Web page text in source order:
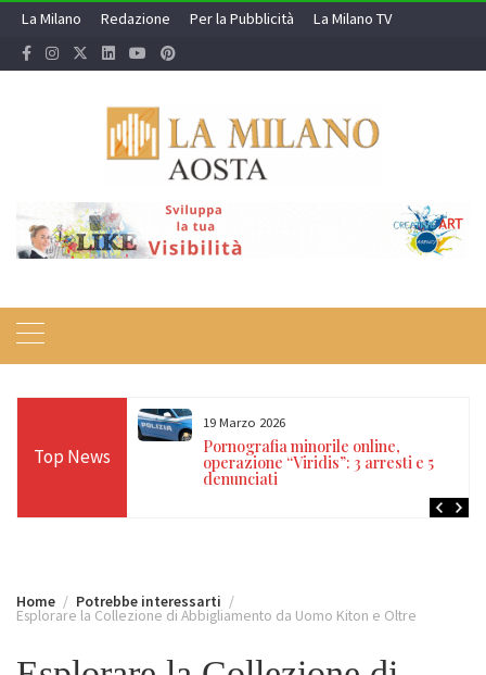
Skip
content
La Milano Redazione Per la Pubblicità La Milano TV
Top News
ore sulle Alpi:
Cervino e
19 Marzo 2026
Pornografia minorile online,
operazione “Viridis”: 3 arresti e 5
denunciati
Home Potrebbe interessarti
Esplorare la Collezione di Abbigliamento da Uomo Kiton e Oltre